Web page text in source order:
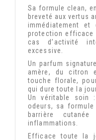
Sa formule clean,
breveté aux vertus
immédiatement et
protection efficace
cas d’activité
excessive.
Un parfum
amère, du citron
touche florale,
qui dure toute la
Un véritable soin
odeurs, sa
barrière
inflammations.
Efficace toute la